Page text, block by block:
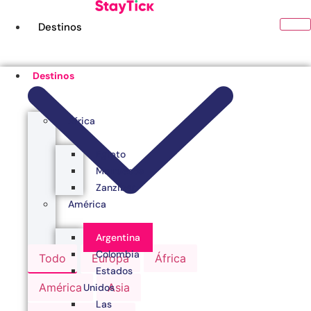
Destinos
Todo Europa África
América Asia
Destinos
África
Egipto
Marruecos
Zanzibar
América
Argentina
Colombia
Estados
Unidos
Las